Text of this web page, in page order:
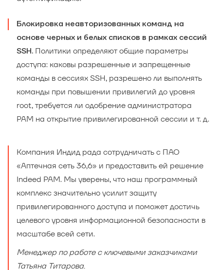
Блокировка неавторизованных команд на
основе черных и белых списков в рамках сессий
SSH. Политики определяют общие параметры
доступа: каковы разрешенные и запрещенные
команды в сессиях SSH, разрешено ли выполнять
команды при повышении привилегий до уровня
root, требуется ли одобрение администратора
PAM на открытие привилегированной сессии и т. д.
Компания Индид рада сотрудничать с ПАО
«Аптечная сеть 36,6» и предоставить ей решение
Indeed PAM. Мы уверены, что наш программный
комплекс значительно усилит защиту
привилегированного доступа и поможет достичь
целевого уровня информационной безопасности в
масштабе всей сети.
Менеджер по работе с ключевыми заказчиками
Татьяна Титарова.